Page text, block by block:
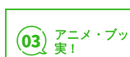
アニメ・ブ
実！